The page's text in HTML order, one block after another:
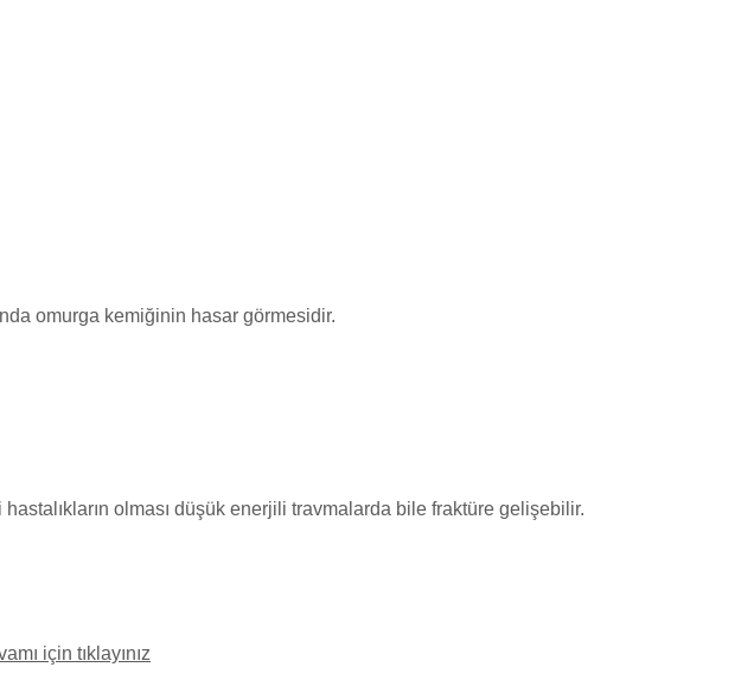
omurga kemiğinin hasar görmesidir.
olması düşük enerjili travmalarda bile fraktüre gelişebilir.
için tıklayınız